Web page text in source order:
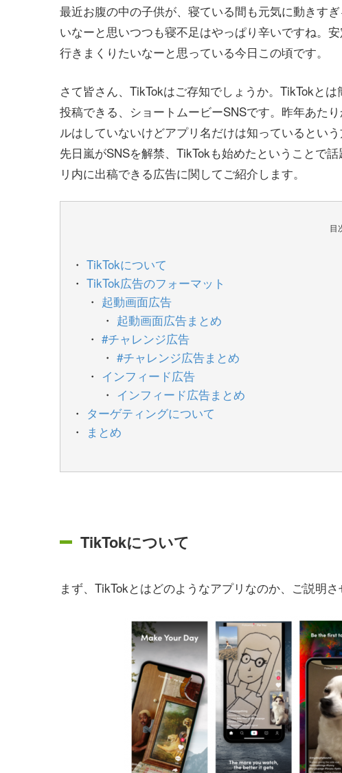
最近お腹の中の子供が、寝ている間も元気に動きす
いなーと思いつつも寝不足はやっぱり辛いですね。
行きまくりたいなーと思っている今日この頃です。
さて皆さん、TikTokはご存知でしょうか。TikTokと
投稿できる、ショートムービーSNSです。昨年あた
ルはしていないけどアプリ名だけは知っているとい
先日嵐がSNSを解禁、TikTokも始めたということで
リ内に出稿できる広告に関してご紹介します。
目
TikTokについて
TikTok広告のフォーマット
起動画面広告
起動画面広告まとめ
#チャレンジ広告
#チャレンジ広告まとめ
インフィード広告
インフィード広告まとめ
ターゲティングについて
まとめ
TikTokについて
まず、TikTokとはどのようなアプリなのか、ご説明さ